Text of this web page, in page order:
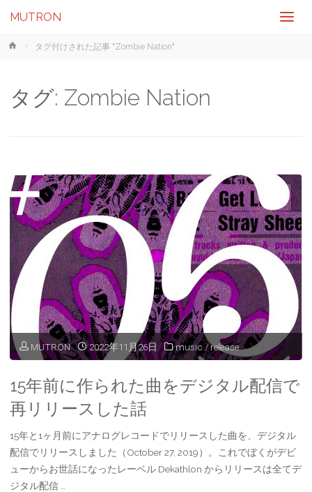
MUTRON
ホ
タグ付けされた記事 "Zombie Nation"
タグ: Zombie Nation
MUTRON 2022年11月26日 music/release
15年前に作られた曲をデジタル配信で
再リリースした話
15年と1ヶ月前にアナログレコードでリリースした曲を、デジタル
配信でリリースしました（October 27, 2019）。これでぼくがデビ
ューからお世話になったレーベル Dekathlon からリリースは全てデ
ジタル配信 …